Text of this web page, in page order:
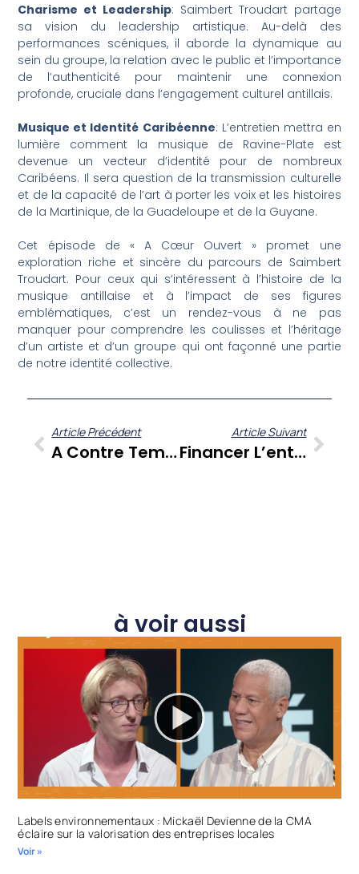
Charisme et Leadership: Saimbert Troudart partage
sa vision du leadership artistique. Au-delà des
performances scéniques, il aborde la dynamique au
sein du groupe, la relation avec le public et l’importance
de l’authenticité pour maintenir une connexion
profonde, cruciale dans l’engagement culturel antillais.
Musique et Identité Caribéenne: L’entretien mettra en
lumière comment la musique de Ravine-Plate est
devenue un vecteur d’identité pour de nombreux
Caribéens. Il sera question de la transmission culturelle
et de la capacité de l’art à porter les voix et les histoires
de la Martinique, de la Guadeloupe et de la Guyane.
Cet épisode de « A Cœur Ouvert » promet une
exploration riche et sincère du parcours de Saimbert
Troudart. Pour ceux qui s’intéressent à l’histoire de la
musique antillaise et à l’impact de ses figures
emblématiques, c’est un rendez-vous à ne pas
manquer pour comprendre les coulisses et l’héritage
d’un artiste et d’un groupe qui ont façonné une partie
de notre identité collective.
Article Précédent
A Contre Temps : Gérard Dorwling Carter Et Son Panel Offrent Une Autre Perspective Sur L’actualité Antillaise
Article Suivant
Financer L’entrepreneuriat En Martinique : Décryptage Des Défis Et Opportunités
à voir aussi
Labels environnementaux : Mickaël Devienne de la CMA
éclaire sur la valorisation des entreprises locales
Voir »